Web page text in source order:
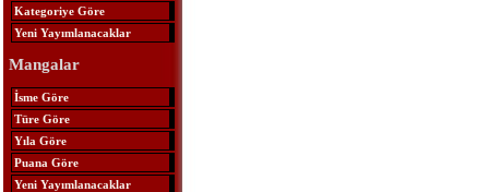
Kategoriye Göre
Yeni Yayımlanacaklar
Mangalar
İsme Göre
Türe Göre
Yıla Göre
Puana Göre
Yeni Yayımlanacaklar